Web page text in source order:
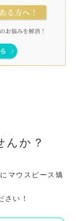
んか？
マウスピース矯
さい！